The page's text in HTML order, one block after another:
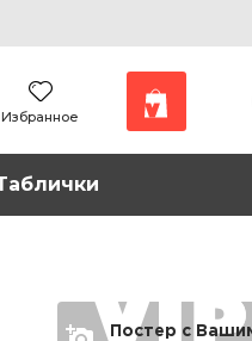
Избранное
Постер с
работы